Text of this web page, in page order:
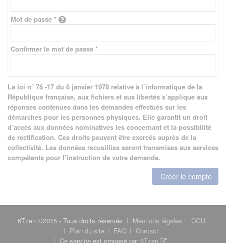
Mot de passe *
Confirmer le mot de passe *
La loi n° 78 -17 du 6 janvier 1978 relative à l’informatique de la
République française, aux fichiers et aux libertés s’applique aux
réponses contenues dans les demandes effectués sur les
démarches pour les personnes physiques. Elle garantit un droit
d’accès aux données nominatives les concernant et la possibilité
de rectification. Ces droits peuvent être exercés auprès de la
collectivité. Les données recueillies seront transmises aux services
compétents pour l’instruction de votre demande.
Créer le compte
6Tzen ©2015 - Tous droits réservés Mentions légales
CGU
Plan du site
FAQ
Contact
Ce service est proposé par 6Tzen